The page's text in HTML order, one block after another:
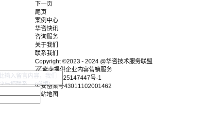
下一页
尾页
案例中心
华咨快讯
咨询服务
关于我们
联系我们
Copyright ©2023 - 2024 @华咨技术服务联盟
紫虎提供企业内容营销服务
湘ICP备2025147447号-1
公安备案号43011102001462
网站地图